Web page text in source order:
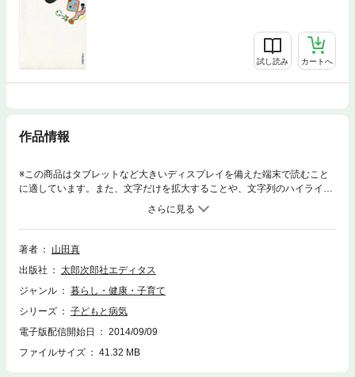
試し読み カートへ
作品情報
※この商品はタブレットなど大きいディスプレイを備えた端末で読むこと
に適しています。また、文字だけを拡大することや、文字列のハイライ
ト、検索、辞書の参照、引用などの機能が使用できません。この本を読ん
でも、すぐに子どもの熱がさがったり、お腹の痛みがやんだりするとはか
ぎりません。でも、登場人物のお母さんやおばあちゃん、そして、ワハハ
先生の楽天病が伝染したら、子どもの病気にもあせらず、気がつけばふだ
著者
山田真
出版社
太郎次郎社エディタス
ジャンル
暮らし・健康・子育て
シリーズ
子どもと病気
電子版配信開始日
2014/09/09
ファイルサイズ
41.32 MB